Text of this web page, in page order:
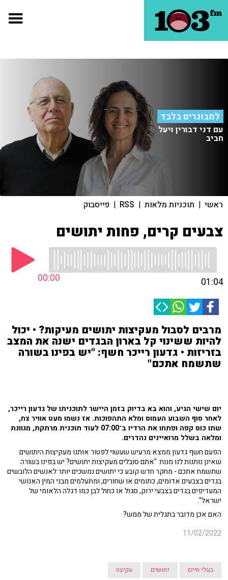
למבוגרים בלבד
עם דני דבורין ויעל
חביב
ראשי | תוכניות מלאות |
RSS
| פייסבוק
צבעים קרים, פחות יתושים
00:00 01:04
מרבים לסבול מעקיצות יתושים מעיקות? • יכול
להיות ששינוי קל בארון הבגדים ישנה את המצב
בזריזות • גדעון רייכר חשף: "יש בפינו בשורה
שתשמח אתכם"
יום שישי הגיע, והוא בא בדיוק בזמן היישר לתוכניתו של גדעון רייכר,
לאחר סוף השבוע העמוס ומלא התהפוכות. אז נשמו מעט אוויר צח,
שתו כוס קפה ופתחו את הרדיו ב־07:00 לעוד תוכנית מרתקת, מגוונת
ומלאה בשלל מרואיינים נהדרים.
הפעם חשף גדעון ממצא מרעיש שעשוי לפטור אותנו מעקיצות היתושים
שאינן נותנות לנו מנוח: "אתם סובלים מעקיצות יתושים? יש בפינו בשורה
שתשמח אתכם - מחקר חדש קובע כי יתושים נמשכים יותר לאנשים הלובשים
בגדים בצבעים אדומים, כתומים או שחורים, ומתעלמים מבני המין האנושי
המעדיפים בגדים בצבעי ירוק, סגול או כחול לבן כמו דגלה הלאומי של
ישראל".
האם אכן מדובר בתגלית של ממש?
11/02/2022
בעלי חיים יתושים עקיצה